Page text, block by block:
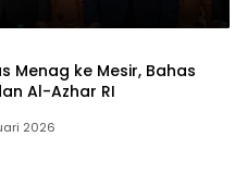
Menag ke Mesir, Bahas
Al-Azhar RI
2026